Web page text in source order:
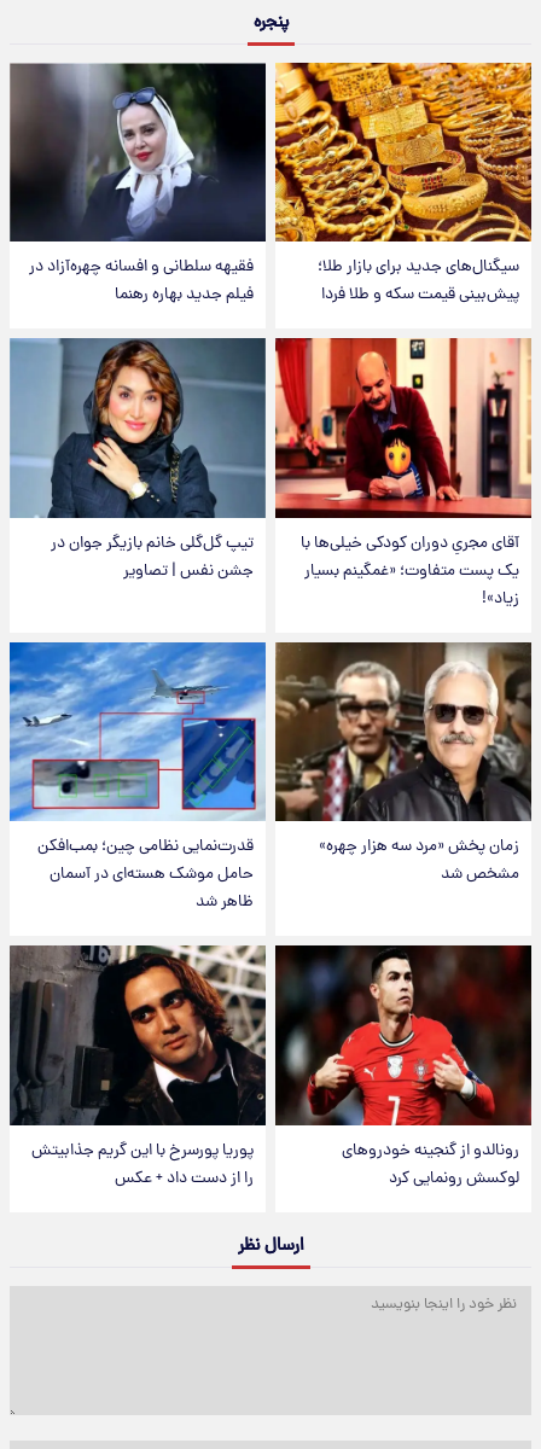
پنجره
سیگنال‌های جدید برای بازار طلا؛
پیش‌بینی قیمت سکه و طلا فردا
فقیهه سلطانی و افسانه چهره‌آزاد در
فیلم جدید بهاره رهنما
آقای مجریِ دوران کودکی خیلی‌ها با
یک پست متفاوت؛ «غمگینم بسیار
زیاد»!
تیپ گل‌گلی خانم بازیگر جوان در
جشن نفس | تصاویر
زمان پخش «مرد سه هزار چهره»
مشخص شد
قدرت‌نمایی نظامی چین؛ بمب‌افکن
حامل موشک هسته‌ای در آسمان
ظاهر شد
رونالدو از گنجینه خودروهای
لوکسش رونمایی کرد
پوریا پورسرخ با این گریم جذابیتش
را از دست داد + عکس
ارسال نظر